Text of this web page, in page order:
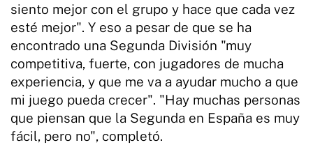
siento mejor con el grupo y hace que cada vez
esté mejor". Y eso a pesar de que se ha
encontrado una Segunda División "muy
competitiva, fuerte, con jugadores de mucha
experiencia, y que me va a ayudar mucho a que
mi juego pueda crecer". "Hay muchas personas
que piensan que la Segunda en España es muy
fácil, pero no", completó.